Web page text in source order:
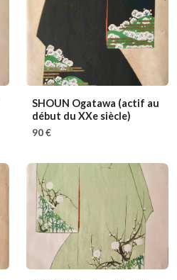
SHOUN Ogatawa (actif au
début du XXe siècle)
90 €